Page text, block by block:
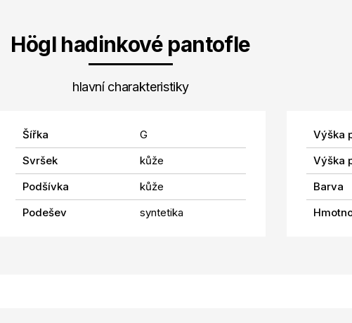
Högl hadinkové pantofle
hlavní charakteristiky
Šířka
G
Svršek
kůže
Podšívka
kůže
Podešev
syntetika
Výška
Výška
Barva